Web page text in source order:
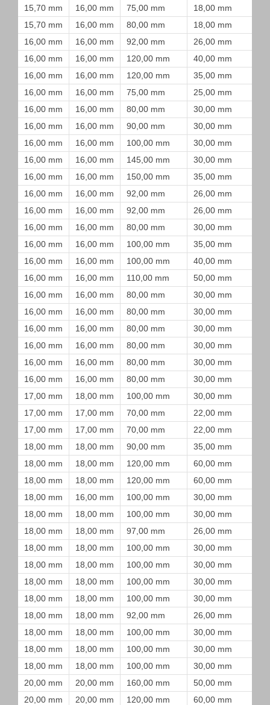
15,70 mm 16,00 mm 75,00 mm
18,00 mm
15,70 mm
16,00 mm 80,00 mm
18,00 mm
16,00 mm
16,00 mm 92,00 mm
26,00 mm
16,00 mm
16,00 mm 120,00 mm
40,00 mm
16,00 mm
16,00 mm 120,00 mm
35,00 mm
16,00 mm
16,00 mm 75,00 mm
25,00 mm
16,00 mm
16,00 mm 80,00 mm
30,00 mm
16,00 mm
16,00 mm 90,00 mm
30,00 mm
16,00 mm
16,00 mm 100,00 mm
30,00 mm
16,00 mm
16,00 mm 145,00 mm
30,00 mm
16,00 mm
16,00 mm 150,00 mm
35,00 mm
16,00 mm
16,00 mm 92,00 mm
26,00 mm
16,00 mm
16,00 mm 92,00 mm
26,00 mm
16,00 mm
16,00 mm 80,00 mm
30,00 mm
16,00 mm
16,00 mm 100,00 mm
35,00 mm
16,00 mm
16,00 mm 100,00 mm
40,00 mm
16,00 mm
16,00 mm 110,00 mm
50,00 mm
16,00 mm
16,00 mm 80,00 mm
30,00 mm
16,00 mm
16,00 mm 80,00 mm
30,00 mm
16,00 mm
16,00 mm 80,00 mm
30,00 mm
16,00 mm
16,00 mm 80,00 mm
30,00 mm
16,00 mm
16,00 mm 80,00 mm
30,00 mm
16,00 mm
16,00 mm 80,00 mm
30,00 mm
17,00 mm
18,00 mm 100,00 mm
30,00 mm
17,00 mm
17,00 mm 70,00 mm
22,00 mm
17,00 mm
17,00 mm 70,00 mm
22,00 mm
18,00 mm
18,00 mm 90,00 mm
35,00 mm
18,00 mm
18,00 mm 120,00 mm
60,00 mm
18,00 mm
18,00 mm 120,00 mm
60,00 mm
18,00 mm
16,00 mm 100,00 mm
30,00 mm
18,00 mm
18,00 mm 100,00 mm
30,00 mm
18,00 mm
18,00 mm 97,00 mm
26,00 mm
18,00 mm
18,00 mm 100,00 mm
30,00 mm
18,00 mm
18,00 mm 100,00 mm
30,00 mm
18,00 mm
18,00 mm 100,00 mm
30,00 mm
18,00 mm
18,00 mm 100,00 mm
30,00 mm
18,00 mm
18,00 mm 92,00 mm
26,00 mm
18,00 mm
18,00 mm 100,00 mm
30,00 mm
18,00 mm
18,00 mm 100,00 mm
30,00 mm
18,00 mm
18,00 mm 100,00 mm
30,00 mm
20,00 mm
20,00 mm 160,00 mm
50,00 mm
20,00 mm
20,00 mm 120,00 mm
60,00 mm